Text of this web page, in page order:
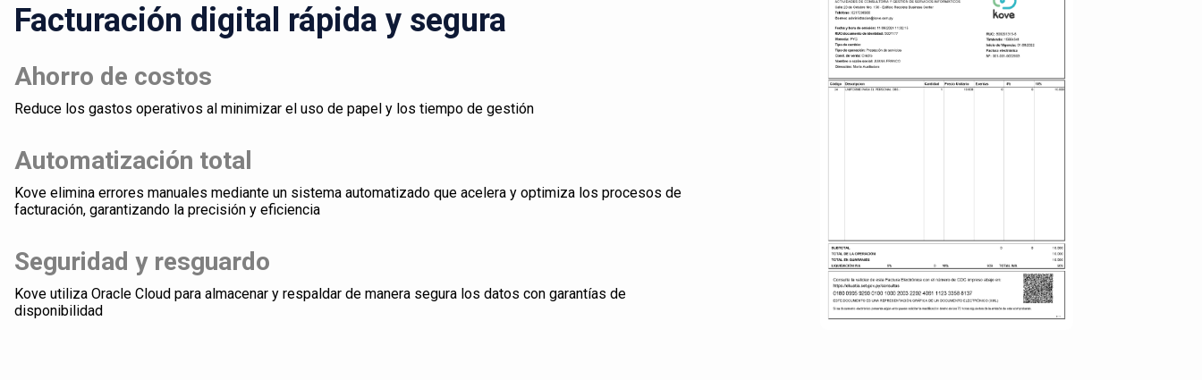
Facturación digital rápida y segura
Ahorro de costos
Reduce los gastos operativos al minimizar el uso de papel y los tiempo de gestión
Automatización total
Kove elimina errores manuales mediante un sistema automatizado que acelera y optimiza los procesos de
facturación, garantizando la precisión y eficiencia
Seguridad y resguardo
Kove utiliza Oracle Cloud para almacenar y respaldar de manera segura los datos con garantías de
disponibilidad